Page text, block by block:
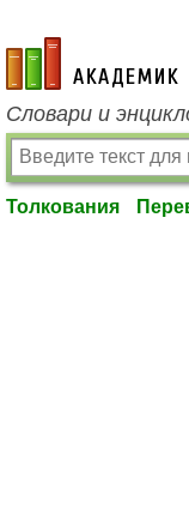
academic.ru
Словари и
Толкования